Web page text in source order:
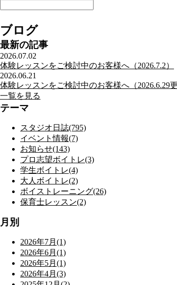
ブログ
最新の記事
2026.07.02
体験レッスンをご検討中のお客様へ（2026.7.2）
2026.06.21
体験レッスンをご検討中のお客様へ（2026.6.29更
一覧を見る
テーマ
スタジオ日誌(795)
イベント情報(7)
お知らせ(143)
プロ志望ボイトレ(3)
学生ボイトレ(4)
大人ボイトレ(2)
ボイストレーニング(26)
保育士レッスン(2)
月別
2026年7月(1)
2026年6月(1)
2026年5月(1)
2026年4月(3)